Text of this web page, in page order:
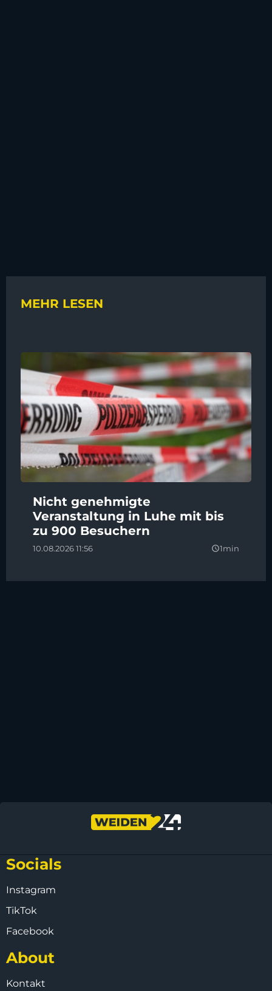
MEHR LESEN
Nicht genehmigte
Veranstaltung in Luhe mit bis
zu 900 Besuchern
10.08.2026 11:56 query_builder1min
Socials
Instagram
TikTok
Facebook
About
Kontakt